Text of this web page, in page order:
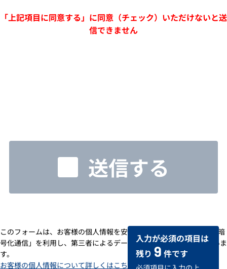
「上記項目に同意する」に同意（チェック）いただけないと送
信できません
送信する
このフォームは、お客様の個人情報を安全に送受信するための「SSL暗
号化通信」を利用し、第三者によるデータの改ざんや盗用を防いでいま
す。
お客様の個人情報について詳しくはこちら
入力が必須の項目は
残り 9 件です